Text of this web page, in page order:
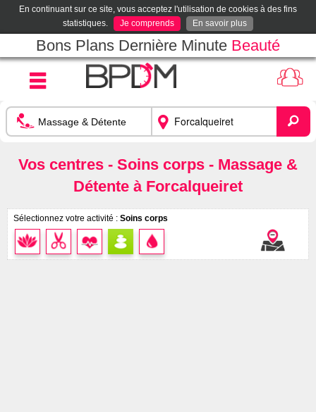
En continuant sur ce site, vous acceptez l'utilisation de cookies à des fins
statistiques.
Je comprends En savoir plus
Bons Plans Dernière Minute Beauté
Vos centres - Soins corps - Massage &
Détente à Forcalqueiret
Sélectionnez votre activité : Soins corps